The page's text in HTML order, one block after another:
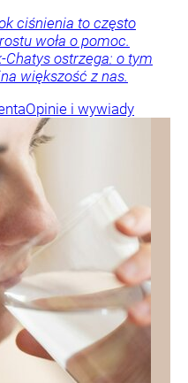
ciśnienia to często
woła o pomoc.
Chatys ostrzega: o tym
większość z nas.
Opinie i wywiady